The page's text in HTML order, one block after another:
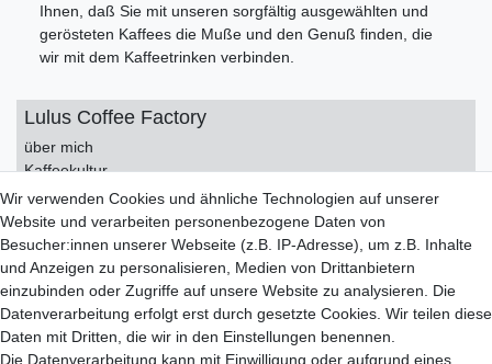
Ihnen, daß Sie mit unseren sorgfältig ausgewählten und
gerö­s‍teten Kaffees die Muße und den Genuß finden, die
wir mit dem Kaffeetrinken verbinden.
Lulus Coffee Factory
über mich
Kaffeekultur
Kontakt
Impressum
Datenschutzerklärung
AGB
Service
Zahlungsarten
Versand
Wir verwenden Cookies und ähnliche Technologien auf unserer
Website und verarbeiten personenbezogene Daten von
Besucher:innen unserer Webseite (z.B. IP-Adresse), um z.B. Inhalte
und Anzeigen zu personalisieren, Medien von Drittanbietern
einzubinden oder Zugriffe auf unsere Website zu analysieren. Die
Datenverarbeitung erfolgt erst durch gesetzte Cookies. Wir teilen diese
Daten mit Dritten, die wir in den Einstellungen benennen.
Die Datenverarbeitung kann mit Einwilligung oder aufgrund eines